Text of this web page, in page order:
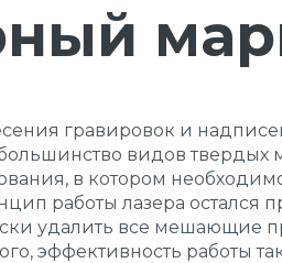
гравировок и
видов твердых
в котором
работы лазера остался
удалить все мешающие
эффективность работы